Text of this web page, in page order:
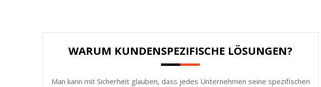
WARUM KUNDENSPEZIFISCHE LÖSUNGEN?
Man kann mit Sicherheit glauben, dass jedes Unternehmen seine spezifischen